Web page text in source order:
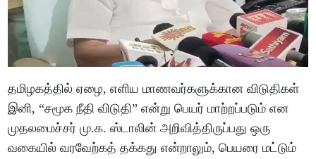
தமிழகத்தில் ஏழை, எளிய மாணவர்களுக்கான விடுதிகள்
இனி, “சமூக நீதி விடுதி” என்று பெயர் மாற்றப்படும் என
முதலமைச்சர் மு.க. ஸ்டாலின் அறிவித்திருப்பது ஒரு
வகையில் வரவேற்கத் தக்கது என்றாலும், பெயரை மட்டும்